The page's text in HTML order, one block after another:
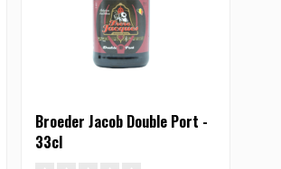
Broeder Jacob Double Port -
33cl